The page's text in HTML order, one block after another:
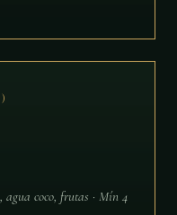
coco, frutas · Mín 4